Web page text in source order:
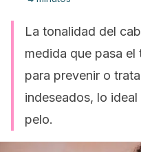
La tonalidad del
medida que pasa el
para prevenir o
indeseados, lo
pelo.